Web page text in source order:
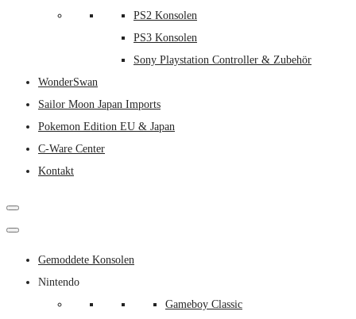
PS2 Konsolen
PS3 Konsolen
Sony Playstation Controller & Zubehör
WonderSwan
Sailor Moon Japan Imports
Pokemon Edition EU & Japan
C-Ware Center
Kontakt
Gemoddete Konsolen
Nintendo
Gameboy Classic